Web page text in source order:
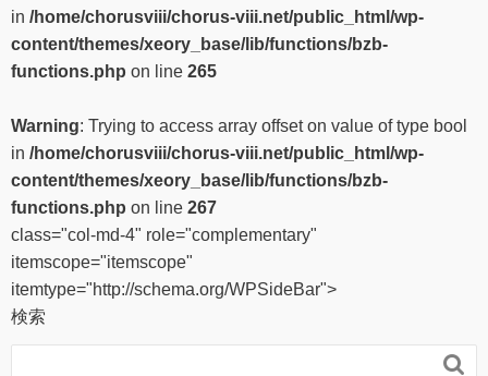
in /home/chorusviii/chorus-viii.net/public_html/wp-
content/themes/xeory_base/lib/functions/bzb-
functions.php on line 265
Warning: Trying to access array offset on value of type bool
in /home/chorusviii/chorus-viii.net/public_html/wp-
content/themes/xeory_base/lib/functions/bzb-
functions.php on line 267
class="col-md-4" role="complementary"
itemscope="itemscope"
itemtype="http://schema.org/WPSideBar">
検索
